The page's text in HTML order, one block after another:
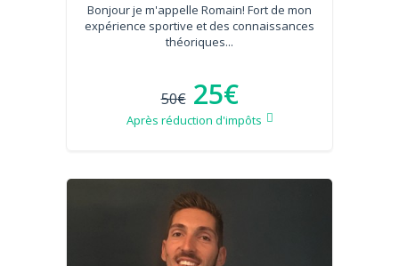
Bonjour je m'appelle Romain! Fort de mon
expérience sportive et des connaissances
théoriques...
50€ 25€
Après réduction d'impôts